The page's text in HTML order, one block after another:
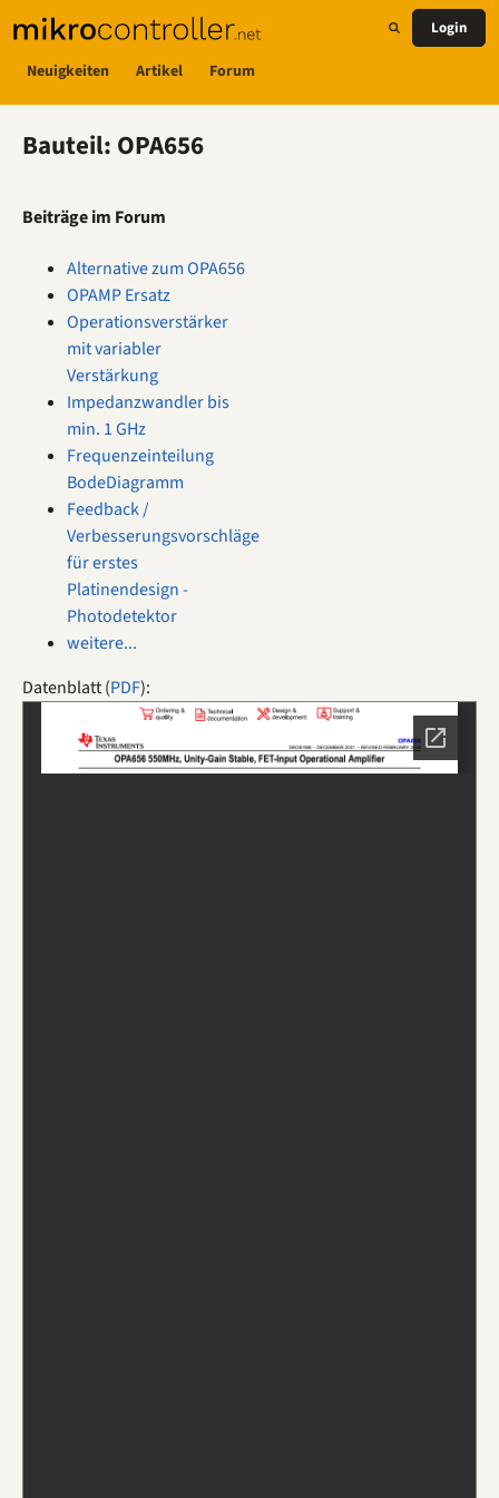
Neuigkeiten Artikel Forum
Login
Bauteil: OPA656
Beiträge im Forum
Alternative zum OPA656
OPAMP Ersatz
Operationsverstärker
mit variabler
Verstärkung
Impedanzwandler bis
min. 1 GHz
Frequenzeinteilung
BodeDiagramm
Feedback /
Verbesserungsvorschläge
für erstes
Platinendesign -
Photodetektor
weitere...
Datenblatt (PDF):